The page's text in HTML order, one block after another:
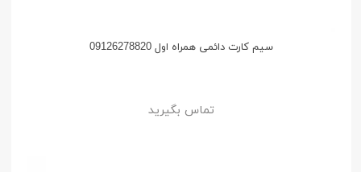
سیم کارت دائمی همراه اول 09126278820
تماس بگیرید